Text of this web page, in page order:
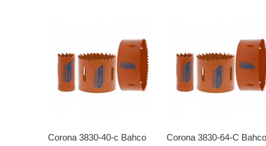
Corona 3830-40-c Bahco Corona 3830-64-C Bahco